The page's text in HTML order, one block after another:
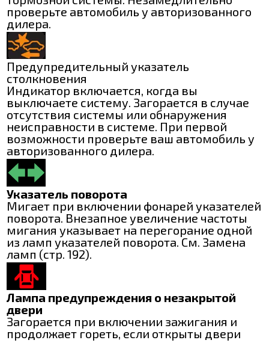
проверьте автомобиль у авторизованного
дилера.
Предупредительный указатель
столкновения
Индикатор включается, когда вы
выключаете систему. Загорается в случае
отсутствия системы или обнаружения
неисправности в системе. При первой
возможности проверьте ваш автомобиль у
авторизованного дилера.
Указатель поворота
Мигает при включении фонарей указателей
поворота. Внезапное увеличение частоты
мигания указывает на перегорание одной
из ламп указателей поворота. См. Замена
ламп (стр. 192).
Лампа предупреждения о незакрытой
двери
Загорается при включении зажигания и
продолжает гореть, если открыты двери